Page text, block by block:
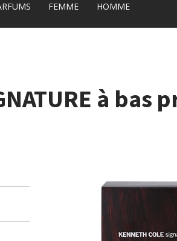
FEMME HOMME
à bas